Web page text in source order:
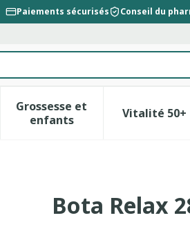
Paiements sécurisés Conseil du
catégorie Beauté, soins et
sous-menu pour la catégorie
Grossesse et
enfants
Afficher le sous-menu
Vitalité 50+
N2 2
Bota Relax